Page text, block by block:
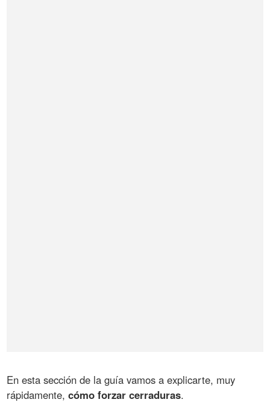
En esta sección de la guía vamos a explicarte, muy
rápidamente,cómo forzar cerraduras.